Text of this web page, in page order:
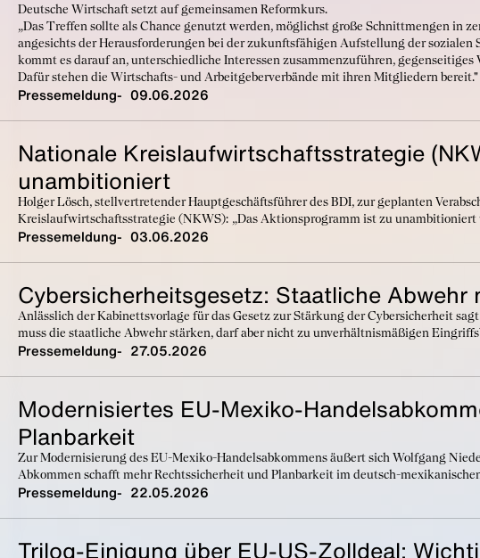
Deutsche Wirtschaft setzt auf gemeinsamen Reformkurs.
„Das Treffen sollte als Chance genutzt werden, möglichst große Schnittmengen in
angesichts der Herausforderungen bei der zukunftsfähigen Aufstellung der
kommt es darauf an, unterschiedliche Interessen zusammenzuführen,
Dafür stehen die Wirtschafts- und Arbeitgeberverbände mit ihren Mitgliedern bereit."
Pressemeldung 09.06.2026
Nationale Kreislaufwirtschaftsstrategie
unambitioniert
Holger Lösch, stellvertretender Hauptgeschäftsführer des BDI, zur geplanten
Kreislaufwirtschaftsstrategie (NKWS): „Das Aktionsprogramm ist zu unambitioniert
Pressemeldung 03.06.2026
Cybersicherheitsgesetz: Staatliche Abwehr
Anlässlich der Kabinettsvorlage für das Gesetz zur Stärkung der Cybersicherheit
muss die staatliche Abwehr stärken, darf aber nicht zu unverhältnismäßigen
Pressemeldung 27.05.2026
Modernisiertes EU-Mexiko-
Planbarkeit
Zur Modernisierung des EU-Mexiko-Handelsabkommens äußert sich Wolfgang
Abkommen schafft mehr Rechtssicherheit und Planbarkeit im deutsch-
Pressemeldung 22.05.2026
Trilog-Einigung über EU-US-Zolldeal: